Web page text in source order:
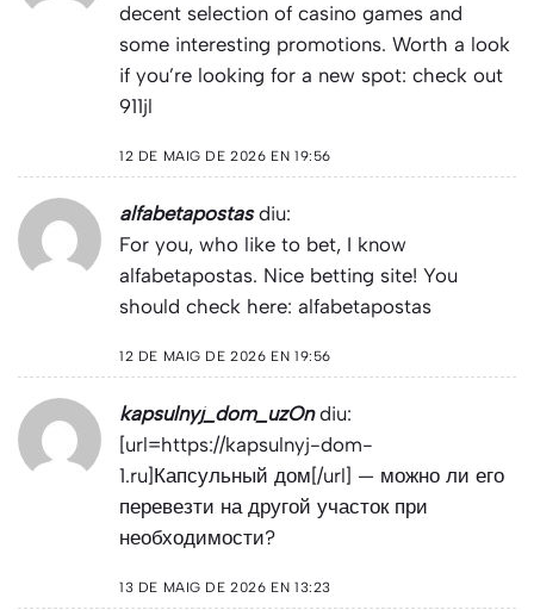
decent selection of casino games and
some interesting promotions. Worth a look
if you’re looking for a new spot: check out
911jl
12 DE MAIG DE 2026 EN 19:56
alfabetapostas diu:
For you, who like to bet, I know
alfabetapostas. Nice betting site! You
should check here: alfabetapostas
12 DE MAIG DE 2026 EN 19:56
kapsulnyj_dom_uzOn diu:
[url=https://kapsulnyj-dom-
1.ru]Капсульный дом[/url] — можно ли его
перевезти на другой участок при
необходимости?
13 DE MAIG DE 2026 EN 13:23